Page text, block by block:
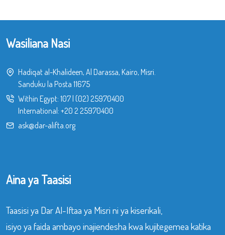
Wasiliana Nasi
Hadiqat al-Khalideen, Al Darassa, Kairo, Misri.
Sanduku la Posta 11675
Within Egypt: 107| (02) 25970400
International: +20 2 25970400
ask@dar-alifta.org
Aina ya Taasisi
Taasisi ya Dar Al-Iftaa ya Misri ni ya kiserikali,
isiyo ya faida ambayo inajiendesha kwa kujitegemea katika